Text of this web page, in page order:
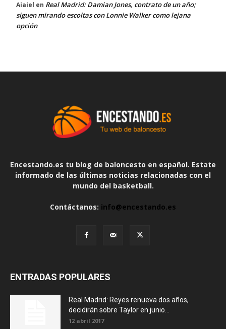
Aiaiel en Real Madrid: Damian Jones, contrato de un año;
siguen mirando escoltas con Lonnie Walker como lejana
opción
Encestando.es tu blog de baloncesto en español. Estate
informado de las últimas noticias relacionadas con el
mundo del basketball.
Contáctanos: info@encestando.es
ENTRADAS POPULARES
Real Madrid: Reyes renueva dos años,
decidirán sobre Taylor en junio...
12 abril 2017